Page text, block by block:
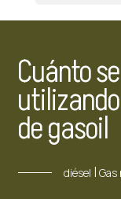
Cuánto
de gasoil
diésel |